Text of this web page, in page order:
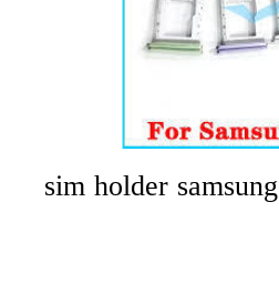
خشاب سیم کارت sim holder samsung